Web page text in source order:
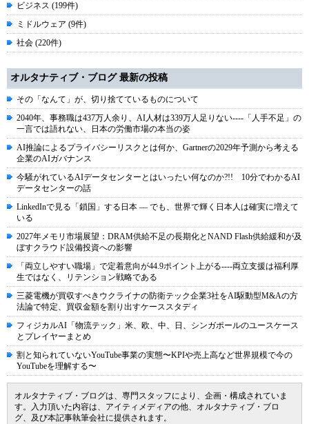
ビジネス (199件)
ミドルウェア (9件)
社会 (220件)
オルタナティブ・ブログ 最新の投稿
その「なんて」が、切り捨てているものについて
2040年、事務職は437万人余り、AI人材は339万人足りない----「人手不足」の
一言では語れない、日本の労働市場の本当の姿
AI推論によるプライバシーリスクとは何か、Gartnerの2029年予測から考える
企業のAIガバナンス
今騒がれているAIデータセンターとはいったい何なのか?!! 10分でわかるAI
データセンターの話
LinkedInで見る「鎖国」する日本 ― でも、世界で輝く日本人は確実に増えて
いる
2027年メモリ市場展望：DRAM供給不足の長期化とNAND Flash供給緩和が及
ぼすクラウド設備投資への影響
「両立しやすい職場」で定着意向が44.9ポイント上がる----両立支援は福利厚
生ではなく、リテンション戦略である
三菱電機が買収すべきウクライナの防衛テック企業3社をAI駆動型M&Aの方
法論で特定、買収金額を割り出すケーススタディ
フィジカルAI「物流テック」米、欧、中、日、シンガポールのユースケース
とプレイヤーまとめ
割と知られていないYouTube事業の実態〜KPIや売上高など世界規模で今の
YouTubeを理解する〜
オルタナティブ・ブログは、専門スタッフにより、企画・構成されていま
す。入力頂いた内容は、アイティメディアの他、オルタナティブ・ブロ
グ、及び本記事執筆会社に提供されます。